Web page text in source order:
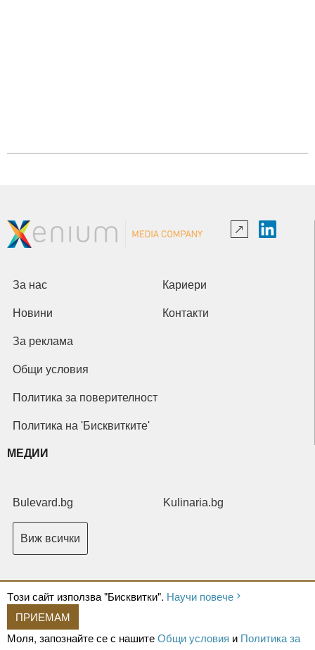
Tози сайт използва "Бисквитки". Научи повече
ПРИЕМАМ
Моля, запознайте се с нашитеОбщи условия и Политика за
За нас Кариери
Новини Контакти
За реклама
Общи условия
Политика за поверителност
Политика на 'Бисквитките'
МЕДИИ
Bulevard.bg Kulinaria.bg
Виж всички
Copyright © 2026 Ксениум ООД. Всички права запазени.
XeniumCompany.com